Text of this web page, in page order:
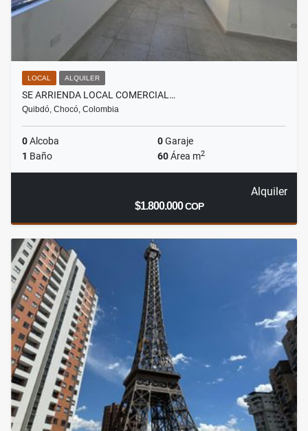
LOCAL ALQUILER
SE ARRIENDA LOCAL COMERCIAL…
Quibdó, Chocó, Colombia
0Alcoba 0Garaje
1 Baño 60Área m2
Alquiler
$1.800.000COP